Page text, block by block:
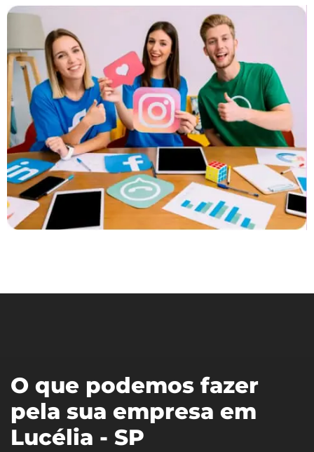
O que podemos fazer
pela sua empresa em
Lucélia - SP